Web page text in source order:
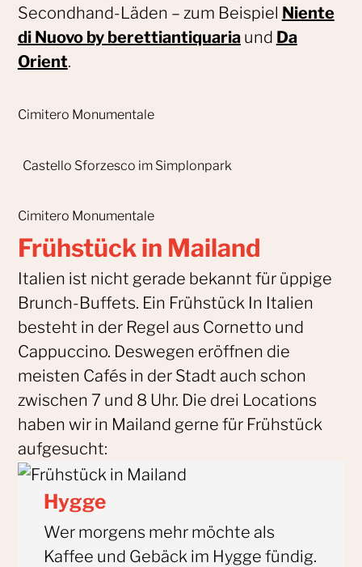
Secondhand-Läden – zum Beispiel Niente
di Nuovo by berettiantiquariaund Da
Orient.
Cimitero Monumentale
Castello Sforzesco im Simplonpark
Cimitero Monumentale
Frühstück in Mailand
Italien ist nicht gerade bekannt für üppige
Brunch-Buffets. Ein Frühstück In Italien
besteht in der Regel aus Cornetto und
Cappuccino. Deswegen eröffnen die
meisten Cafés in der Stadt auch schon
zwischen 7 und 8 Uhr. Die drei Locations
haben wir in Mailand gerne für Frühstück
aufgesucht:
Hygge
Wer morgens mehr möchte als
Kaffee und Gebäck im Hygge fündig.